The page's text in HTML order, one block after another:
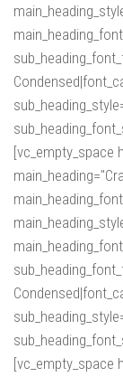
[vc_empty_space
[vc_empty_space